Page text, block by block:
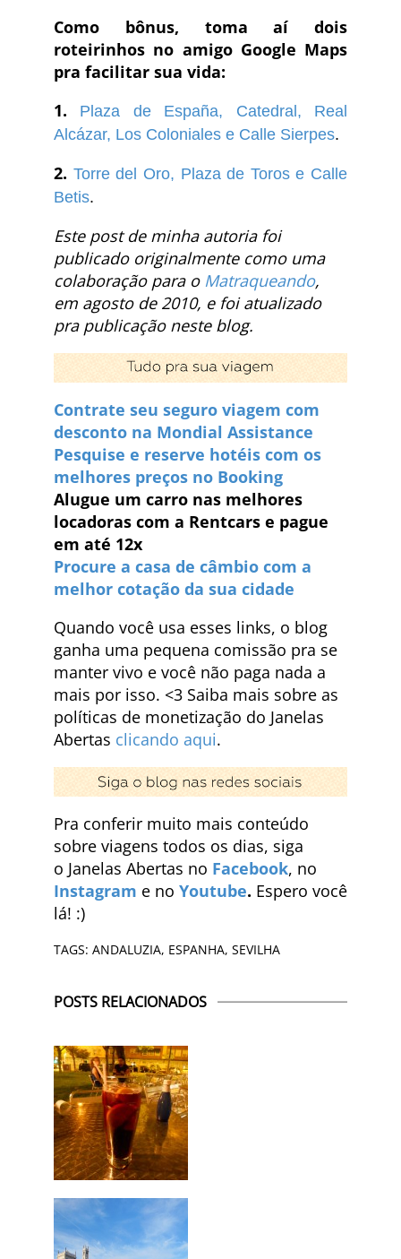
Como bônus, toma aí dois
roteirinhos no amigo Google Maps
pra facilitar sua vida:
1.
Plaza de España, Catedral, Real
Alcázar, Los Coloniales e Calle Sierpes.
2. Torre del Oro, Plaza de Toros e Calle
Betis.
Este post de minha autoria foi
publicado originalmente como uma
colaboração para o Matraqueando,
em agosto de 2010, e foi atualizado
pra publicação neste blog.
Contrate seu seguro viagem com
desconto na Mondial Assistance
Pesquise e reserve hotéis com os
melhores preços no Booking
Alugue um carro nas melhores
locadoras com a Rentcars e pague
em até 12x
Procure a casa de câmbio com a
melhor cotação da sua cidade
Quando você usa esses links, o blog
ganha uma pequena comissão pra se
manter vivo e você não paga nada a
mais por isso. <3 Saiba mais sobre as
políticas de monetização do Janelas
Abertas clicando aqui.
Pra conferir muito mais conteúdo
sobre viagens todos os dias, siga
o Janelas Abertas no Facebook, no
Instagram e no Youtube. Espero você
lá! :)
TAGS: ANDALUZIA, ESPANHA, SEVILHA
POSTS RELACIONADOS